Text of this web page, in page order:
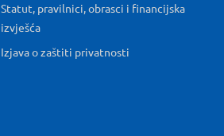
Statut, pravilnici, obrasci i financijska
izvješća
Izjava o zaštiti privatnosti